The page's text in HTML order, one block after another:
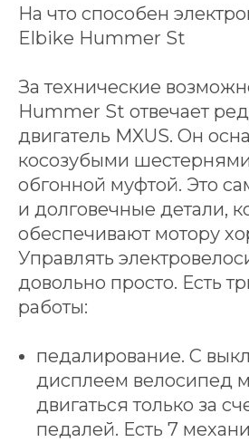
На что способен
Elbike Hummer St
За технические
Hummer St отвечает
двигатель MXUS. Он
косозубыми
обгонной муфтой. Это
и долговечные детали,
обеспечивают мотору
Управлять
довольно просто. Есть
работы:
педалирование. С
дисплеем велосипед
двигаться только за
педалей. Есть 7